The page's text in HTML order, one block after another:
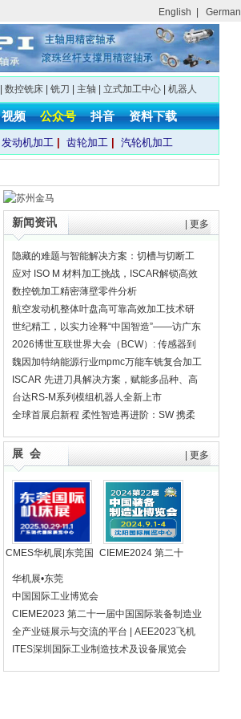
English German
数控铣床| 铣刀 主轴 立式加工中心| 机器人
视频 公众号 抖音 资料下载
发动机加工 齿轮加工 汽轮机加工
新闻资讯 更多
隐藏的难题与智能解决方案：切槽与切断工
具的演进
应对 ISO M 材料加工挑战，ISCAR解锁高效
加工密码
数控铣加工精密薄壁零件分析
航空发动机整体叶盘高可靠高效加工技术研
究
世纪精工，以实力诠释“中国智造”——访广东
创世纪智能装备集团股份有限公司副总裁罗
育银先生
2026博世互联世界大会（BCW）: 传感器到
系统解决方案，博世持续推进自动化与机器
人技术创新
魏因加特纳能源行业mpmc万能车铣复合加工
解决方案
ISCAR 先进刀具解决方案，赋能多品种、高
精度制造
台达RS-M系列模组机器人全新上市
全球首展启新程 柔性智造再进阶：SW 携柔
征程
展 会 更多
CMES华机展|东莞国
CIEME2024 第二十
华机展•东莞
中国国际工业博览会
CIEME2023 第二十一届中国国际装备制造业
博览会
全产业链展示与交流的平台 | AEE2023飞机
工程展即刻报名参展！
ITES深圳国际工业制造技术及设备展览会